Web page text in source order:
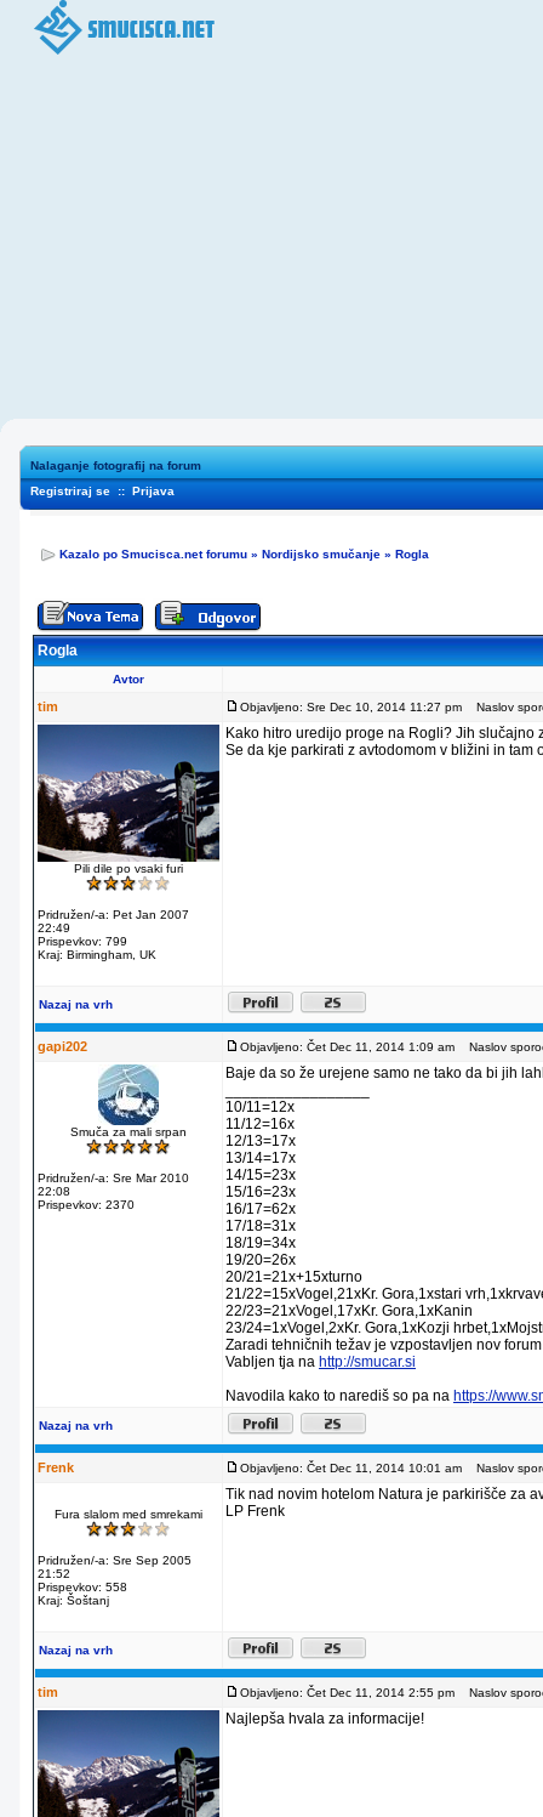
Nalaganje fotografij na forum
Registriraj se :: Prijava
Kazalo po Smucisca.net forumu » Nordijsko smučanje » Rogla
Rogla
Avtor
tim Objavljeno: Sre Dec 10, 2014 11:27 pm Naslov
Pili dile po vsaki furi
Pridružen/-a: Pet Jan 2007
22:49
Prispevkov: 799
Kraj: Birmingham, UK
Kako hitro uredijo proge na Rogli? Jih slučajno
Se da kje parkirati z avtodomom v bližini in tam
Nazaj na vrh
gapi202 Objavljeno: Čet Dec 11, 2014 1:09 am Naslov
Smuča za mali srpan
Pridružen/-a: Sre Mar 2010
22:08
Prispevkov: 2370
Baje da so že urejene samo ne tako da bi jih
10/11=12x
11/12=16x
12/13=17x
13/14=17x
14/15=23x
15/16=23x
16/17=62x
17/18=31x
18/19=34x
19/20=26x
20/21=21x+15xturno
21/22=15xVogel,21xKr. Gora,1xstari
22/23=21xVogel,17xKr. Gora,1xKanin
23/24=1xVogel,2xKr. Gora,1xKozji
Zaradi tehničnih težav je vzpostavljen nov
Vabljen tja na http://smucar.si
Navodila kako to narediš so pa na https://
Nazaj na vrh
Frenk Objavljeno: Čet Dec 11, 2014 10:01 am Naslov
Fura slalom med smrekami
Pridružen/-a: Sre Sep 2005
21:52
Prispevkov: 558
Kraj: Šoštanj
Tik nad novim hotelom Natura je parkirišče za
LP Frenk
Nazaj na vrh
tim Objavljeno: Čet Dec 11, 2014 2:55 pm Naslov
Najlepša hvala za informacije!